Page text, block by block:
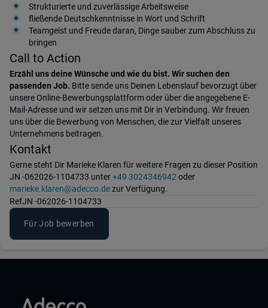
Strukturierte und zuverlässige Arbeitsweise
fließende Deutschkenntnisse in Wort und Schrift
Teamgeist und Freude daran, Dinge sauber zum Abschluss zu
bringen
Call to Action
Erzähl uns deine Wünsche und wie du bist. Wir suchen den
passenden Job. Bitte sende uns Deinen Lebenslauf bevorzugt über
unsere Online-Bewerbungsplattform oder über die angegebene E-
Mail-Adresse und wir setzen uns mit Dir in Verbindung. Wir freuen
uns über die Bewerbung von Menschen, die zur Vielfalt unseres
Unternehmens beitragen.
Kontakt
Gerne steht Dir Marieke Klaren für weitere Fragen zu dieser Position
JN -062026-1104733 unter+49 3024346942 oder
marieke.klaren@adecco.dezur Verfügung.
RefJN -062026-1104733
Für Job bewerben